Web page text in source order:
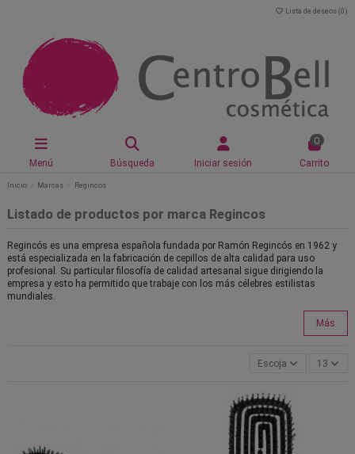
Lista de deseos (0 )
Menú Búsqueda Iniciar sesión
0
Carrito
Inicio Marcas Regincos
Listado de productos por marca Regincos
Regincós es una empresa española fundada por Ramón Regincós en 1962 y
está especializada en la fabricación de cepillos de alta calidad para uso
profesional. Su particular filosofía de calidad artesanal sigue dirigiendo la
empresa y esto ha permitido que trabaje con los más célebres estilistas
mundiales.
Más
Escoja 13